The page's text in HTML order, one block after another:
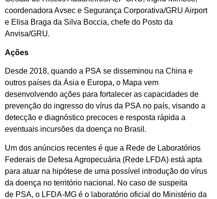
coordenadora Avsec e Segurança Corporativa/GRU Airport
e Elisa Braga da Silva Boccia, chefe do Posto da
Anvisa/GRU.
Ações
Desde 2018, quando a PSA se disseminou na China e
outros países da Ásia e Europa, o Mapa vem
desenvolvendo ações para fortalecer as capacidades de
prevenção do ingresso do vírus da PSA no país, visando a
detecção e diagnóstico precoces e resposta rápida a
eventuais incursões da doença no Brasil.
Um dos anúncios recentes é que a Rede de Laboratórios
Federais de Defesa Agropecuária (Rede LFDA) está apta
para atuar na hipótese de uma possível introdução do vírus
da doença no território nacional. No caso de suspeita
de PSA, o LFDA-MG é o laboratório oficial do Ministério da